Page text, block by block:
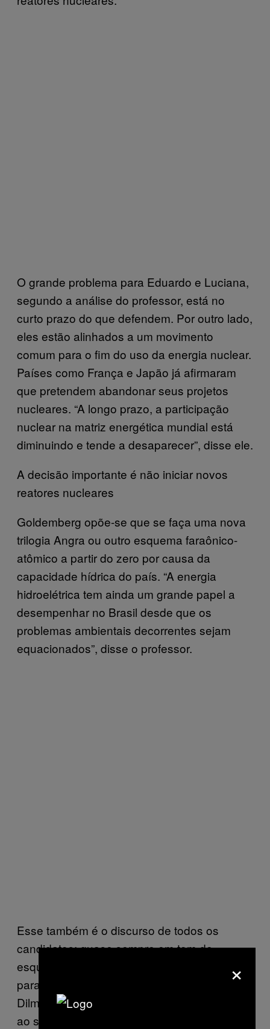
O grande problema para Eduardo e Luciana,
segundo a análise do professor, está no
curto prazo do que defendem. Por outro lado,
eles estão alinhados a um movimento
comum para o fim do uso da energia nuclear.
Países como França e Japão já afirmaram
que pretendem abandonar seus projetos
nucleares. “A longo prazo, a participação
nuclear na matriz energética mundial está
diminuindo e tende a desaparecer”, disse ele.
A decisão importante é não iniciar novos
reatores nucleares
Goldemberg opõe-se que se faça uma nova
trilogia Angra ou outro esquema faraônico-
atômico a partir do zero por causa da
capacidade hídrica do país. “A energia
hidroelétrica tem ainda um grande papel a
desempenhar no Brasil desde que os
problemas ambientais decorrentes sejam
equacionados”, disse o professor.
Esse também é o discurso de todos os
candidatos: quase sempre em tom de
esquiva, a ideia é exaltar usinas como Itaipu
para ofuscar a questão nuclear. A candidata
Dilma Rousseff, por exemplo, relega o tema
ao se apoiar na capacidade hidrelétrica do
×